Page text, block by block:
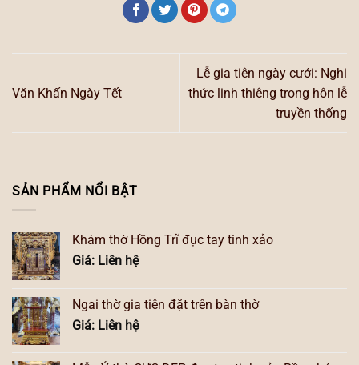
SẢN PHẨM NỔI BẬT
Khám thờ Hồng Trĩ đục tay tinh xảo
Giá: Liên hệ
Ngai thờ gia tiên đặt trên bàn thờ
Giá: Liên hệ
Văn Khấn Ngày Tết
Lễ gia tiên ngày cưới: Nghi
thức linh thiêng trong hôn lễ
truyền thống